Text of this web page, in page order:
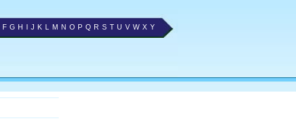
F G H J K L M N O P Q R S T U V W X Y